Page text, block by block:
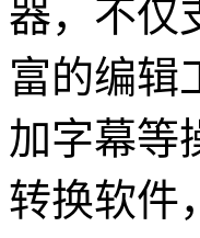
器，不仅
富的编辑
加字幕等
转换软件